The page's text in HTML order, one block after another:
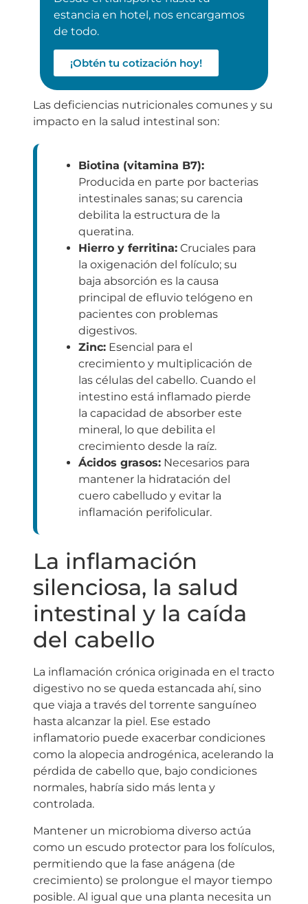
estancia en hotel, nos encargamos
de todo.
¡Obtén tu cotización hoy!
Las deficiencias nutricionales comunes y su
impacto en la salud intestinal son:
Biotina (vitamina B7):
Producida en parte por bacterias
intestinales sanas; su carencia
debilita la estructura de la
queratina.
Hierro y ferritina: Cruciales para
la oxigenación del folículo; su
baja absorción es la causa
principal de efluvio telógeno en
pacientes con problemas
digestivos.
Zinc: Esencial para el
crecimiento y multiplicación de
las células del cabello. Cuando el
intestino está inflamado pierde
la capacidad de absorber este
mineral, lo que debilita el
crecimiento desde la raíz.
Ácidos grasos: Necesarios para
mantener la hidratación del
cuero cabelludo y evitar la
inflamación perifolicular.
La inflamación
silenciosa, la salud
intestinal y la caída
del cabello
La inflamación crónica originada en el tracto
digestivo no se queda estancada ahí, sino
que viaja a través del torrente sanguíneo
hasta alcanzar la piel. Ese estado
inflamatorio puede exacerbar condiciones
como la alopecia androgénica, acelerando la
pérdida de cabello que, bajo condiciones
normales, habría sido más lenta y
controlada.
Mantener un microbioma diverso actúa
como un escudo protector para los folículos,
permitiendo que la fase anágena (de
crecimiento) se prolongue el mayor tiempo
posible. Al igual que una planta necesita un